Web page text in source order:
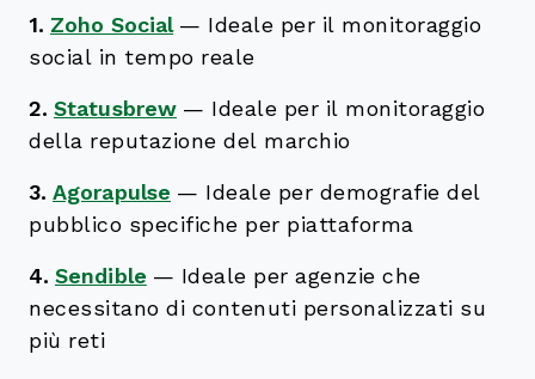
1. Zoho Social — Ideale per il monitoraggio
social in tempo reale
2. Statusbrew — Ideale per il monitoraggio
della reputazione del marchio
3. Agorapulse — Ideale per demografie del
pubblico specifiche per piattaforma
4. Sendible — Ideale per agenzie che
necessitano di contenuti personalizzati su
più reti